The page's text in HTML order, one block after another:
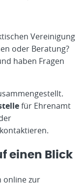
Vereinigung
oder Beratung?
haben Fragen
für Ehrenamt
einen Blick
online zur